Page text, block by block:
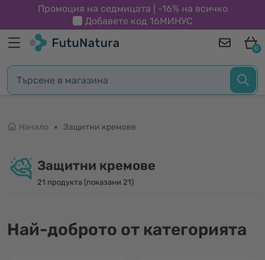
Промоция на седмицата | -16% на всичко
Добавете код 16МИНУС
0
Начало Защитни кремове
Защитни кремове
21 продукта (показани 21)
Най-доброто от категорията